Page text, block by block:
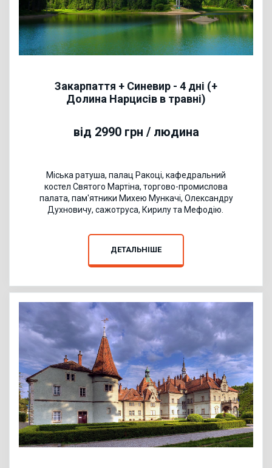
Закарпаття + Синевир - 4 дні (+
Долина Нарцисів в травні)
від 2990 грн / людина
Міська ратуша, палац Ракоці, кафедральний
костел Святого Мартіна, торгово-промислова
палата, пам'ятники Михею Мункачі, Олександру
Духновичу, сажотруса, Кирилу та Мефодію.
ДЕТАЛЬНІШЕ